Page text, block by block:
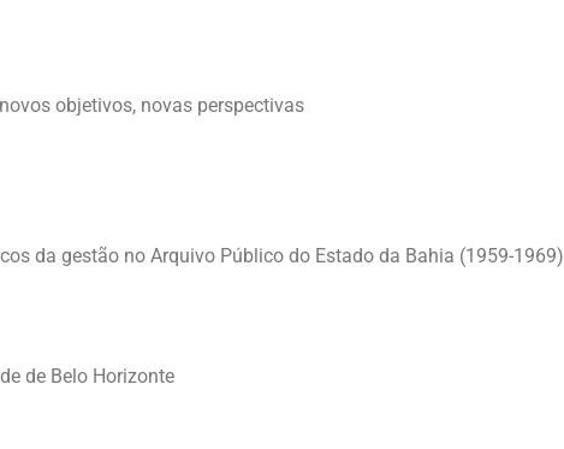
objetivos, novas perspectivas
da gestão no Arquivo Público do Estado da Bahia (1959-1969)
de Belo Horizonte